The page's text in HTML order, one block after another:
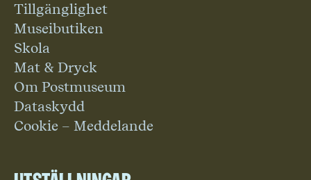
Tillgänglighet
Museibutiken
Skola
Mat & Dryck
Om Postmuseum
Dataskydd
Cookie – Meddelande